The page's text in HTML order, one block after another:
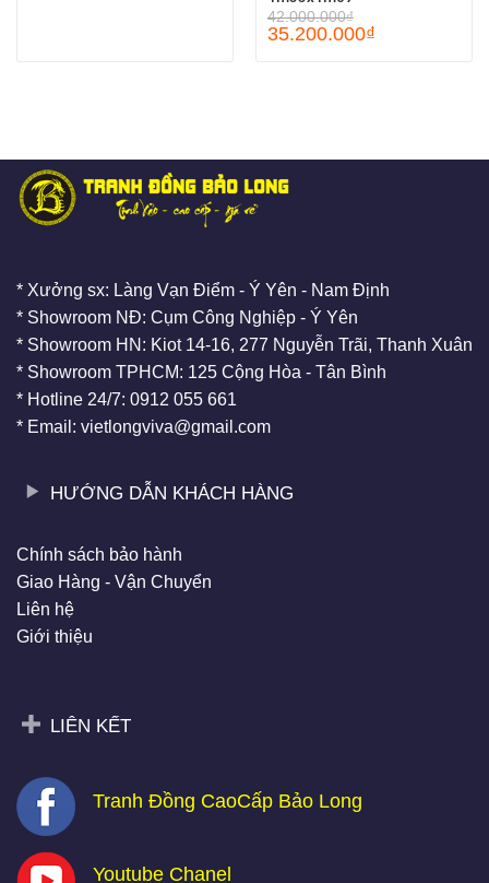
42.000.000₫
35.200.000₫
* Xưởng sx: Làng Vạn Điểm - Ý Yên - Nam Định
* Showroom NĐ: Cụm Công Nghiệp - Ý Yên
* Showroom HN: Kiot 14-16, 277 Nguyễn Trãi, Thanh Xuân
* Showroom TPHCM: 125 Cộng Hòa - Tân Bình
* Hotline 24/7: 0912 055 661
* Email: vietlongviva@gmail.com
HƯỚNG DẪN KHÁCH HÀNG
Chính sách bảo hành
Giao Hàng - Vận Chuyển
Liên hệ
Giới thiệu
LIÊN KẾT
Tranh Đồng CaoCấp Bảo Long
Youtube Chanel